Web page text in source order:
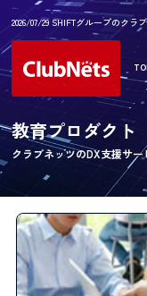
2026/07/29 SHIFTグループのク
教育プロダクト
クラブネッツのDX支援サー